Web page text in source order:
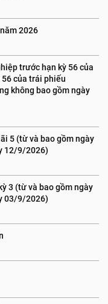
2026
trước hạn kỳ 56 của
của trái phiếu
không bao gồm ngày
5 (từ và bao gồm ngày
12/9/2026)
3 (từ và bao gồm ngày
03/9/2026)